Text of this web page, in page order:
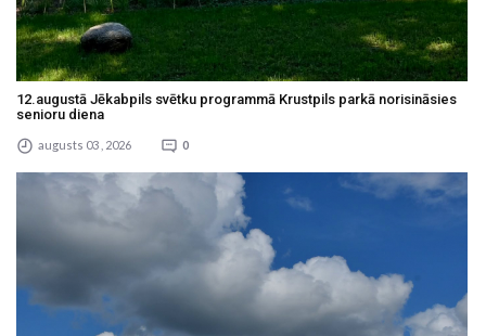
12.augustā Jēkabpils svētku programmā Krustpils parkā norisināsies
senioru diena
augusts 03 , 2026 0